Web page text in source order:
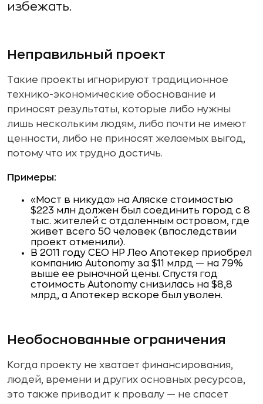
избежать.
Неправильный проект
Такие проекты игнорируют традиционное
технико-экономические обоснование и
приносят результаты, которые либо нужны
лишь нескольким людям, либо почти не имеют
ценности, либо не приносят желаемых выгод,
потому что их трудно достичь.
Примеры:
«Мост в никуда» на Аляске стоимостью
$223 млн должен был соединить город с 8
тыс. жителей с отдаленным островом, где
живет всего 50 человек (впоследствии
проект отменили).
В 2011 году CEO HP Лео Апотекер приобрел
компанию Autonomy за $11 млрд — на 79%
выше ее рыночной цены. Спустя год
стоимость Autonomy снизилась на $8,8
млрд, а Апотекер вскоре был уволен.
Необоснованные ограничения
Когда проекту не хватает финансирования,
людей, времени и других основных ресурсов,
это также приводит к провалу — не спасет